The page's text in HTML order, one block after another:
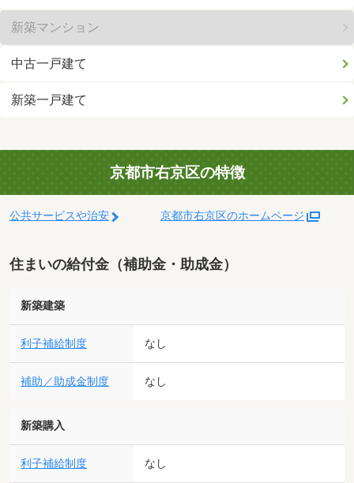
新築マンション
中古一戸建て
新築一戸建て
京都市右京区の特徴
公共サービスや治安 京都市右京区のホームページ
住まいの給付金（補助金・助成金）
新築建築
利子補給制度 なし
補助／助成金制度 なし
新築購入
利子補給制度 なし